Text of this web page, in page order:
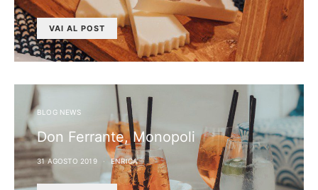
VAI AL POST
BLOG NEWS
Don Ferrante, Monopoli
31 AGOSTO 2019 ENRICA